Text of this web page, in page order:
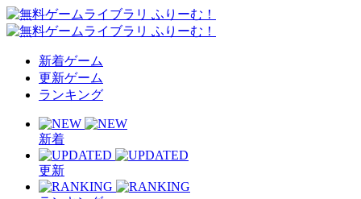
新着ゲーム
更新ゲーム
ランキング
新着
更新